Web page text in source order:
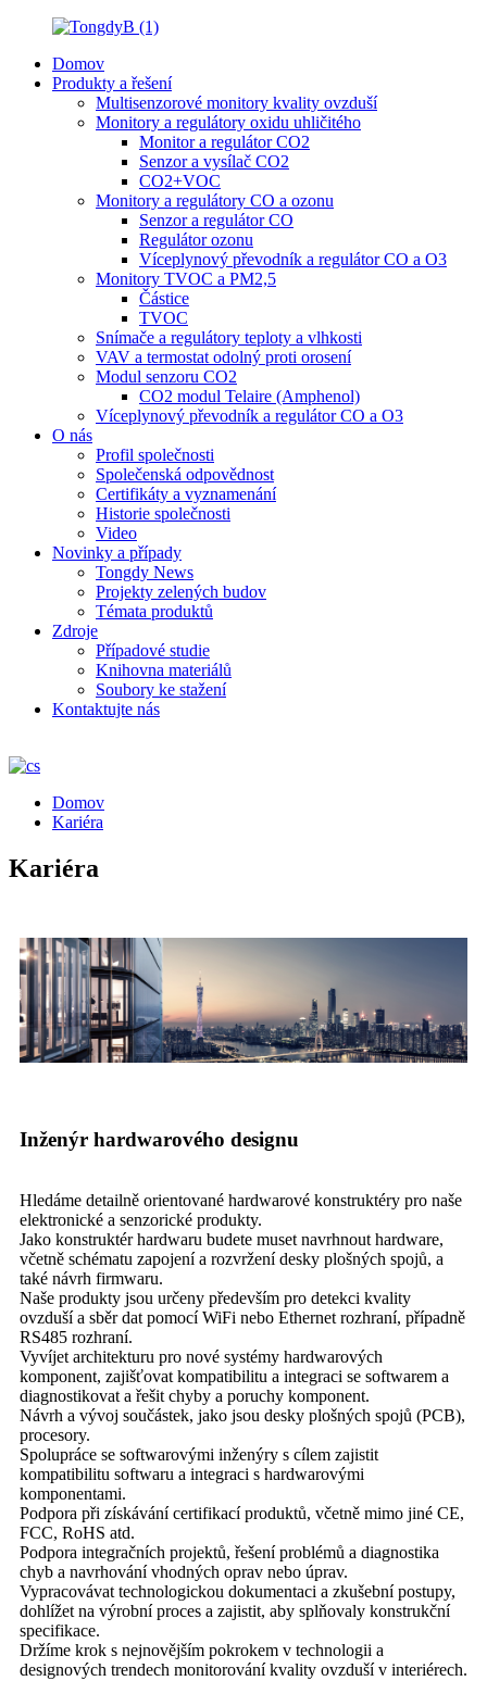
Domov
Produkty a řešení
Multisenzorové monitory kvality ovzduší
Monitory a regulátory oxidu uhličitého
Monitor a regulátor CO2
Senzor a vysílač CO2
CO2+VOC
Monitory a regulátory CO a ozonu
Senzor a regulátor CO
Regulátor ozonu
Víceplynový převodník a regulátor CO a O3
Monitory TVOC a PM2,5
Částice
TVOC
Snímače a regulátory teploty a vlhkosti
VAV a termostat odolný proti orosení
Modul senzoru CO2
CO2 modul Telaire (Amphenol)
Víceplynový převodník a regulátor CO a O3
O nás
Profil společnosti
Společenská odpovědnost
Certifikáty a vyznamenání
Historie společnosti
Video
Novinky a případy
Tongdy News
Projekty zelených budov
Témata produktů
Zdroje
Případové studie
Knihovna materiálů
Soubory ke stažení
Kontaktujte nás
Domov
Kariéra
Kariéra
Inženýr hardwarového designu
Hledáme detailně orientované hardwarové konstruktéry pro naše
elektronické a senzorické produkty.
Jako konstruktér hardwaru budete muset navrhnout hardware,
včetně schématu zapojení a rozvržení desky plošných spojů, a
také návrh firmwaru.
Naše produkty jsou určeny především pro detekci kvality
ovzduší a sběr dat pomocí WiFi nebo Ethernet rozhraní, případně
RS485 rozhraní.
Vyvíjet architekturu pro nové systémy hardwarových
komponent, zajišťovat kompatibilitu a integraci se softwarem a
diagnostikovat a řešit chyby a poruchy komponent.
Návrh a vývoj součástek, jako jsou desky plošných spojů (PCB),
procesory.
Spolupráce se softwarovými inženýry s cílem zajistit
kompatibilitu softwaru a integraci s hardwarovými
komponentami.
Podpora při získávání certifikací produktů, včetně mimo jiné CE,
FCC, RoHS atd.
Podpora integračních projektů, řešení problémů a diagnostika
chyb a navrhování vhodných oprav nebo úprav.
Vypracovávat technologickou dokumentaci a zkušební postupy,
dohlížet na výrobní proces a zajistit, aby splňovaly konstrukční
specifikace.
Držíme krok s nejnovějším pokrokem v technologii a
designových trendech monitorování kvality ovzduší v interiérech.